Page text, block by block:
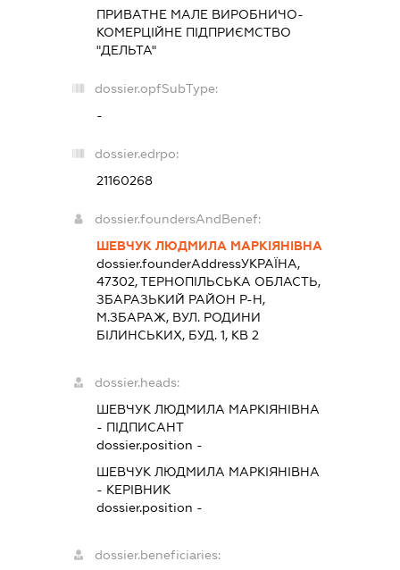
ПРИВАТНЕ МАЛЕ ВИРОБНИЧО-
КОМЕРЦІЙНЕ ПІДПРИЄМСТВО
"ДЕЛЬТА"
dossier.opfSubType:
-
dossier.edrpo:
21160268
dossier.foundersAndBenef:
ШЕВЧУК ЛЮДМИЛА МАРКІЯНІВНА
dossier.founderAddressУКРАЇНА,
47302, ТЕРНОПIЛЬСЬКА ОБЛАСТЬ,
ЗБАРАЗЬКИЙ РАЙОН Р-Н,
М.ЗБАРАЖ, ВУЛ. РОДИНИ
БІЛИНСЬКИХ, БУД. 1, КВ 2
dossier.heads:
ШЕВЧУК ЛЮДМИЛА МАРКІЯНІВНА
- ПІДПИСАНТ
dossier.position -
ШЕВЧУК ЛЮДМИЛА МАРКІЯНІВНА
- КЕРІВНИК
dossier.position -
dossier.beneficiaries: